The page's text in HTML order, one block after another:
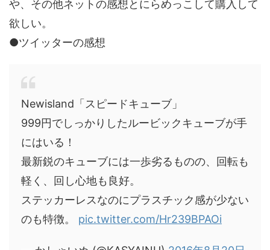
や、その他ネットの感想とにらめっこして購入して
欲しい。
●ツイッターの感想
Newisland「スピードキューブ」
999円でしっかりしたルービックキューブが手
にはいる！
最新鋭のキューブには一歩劣るものの、回転も
軽く、回し心地も良好。
ステッカーレスなのにプラスチック感が少ない
のも特徴。 pic.twitter.com/Hr239BPAOi